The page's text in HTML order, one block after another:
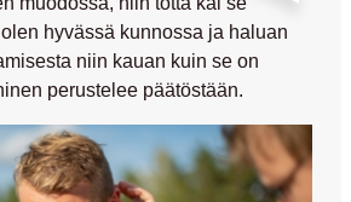
hyvässä kunnossa ja haluan
niin kauan kuin se on
perustelee päätöstään.